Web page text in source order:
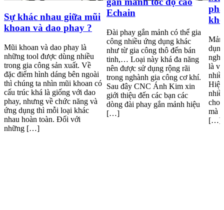
Sự khác nhau giữa mũi
khoan và dao phay ?
Mũi khoan và dao phay là
những tool được dùng nhiều
trong gia công sản xuất. Về
đặc điểm hình dáng bên ngoài
thì chúng ta nhìn mũi khoan có
cấu trúc khá là giống với dao
phay, nhưng về chức năng và
ứng dụng thì mỗi loại khác
nhau hoàn toàn. Đối với
những […]
Echain
Đài phay gắn mảnh có thể gia
công nhiều ứng dụng khác
như từ gia công thô đến bán
tinh,… Loại này khá đa năng
nên được sử dụng rộng rãi
trong nghành gia công cơ khí.
Sau đây CNC Ánh Kim xin
giới thiệu đến các bạn các
dòng đài phay gắn mảnh hiệu
[…]
là
cho
mà
[…]